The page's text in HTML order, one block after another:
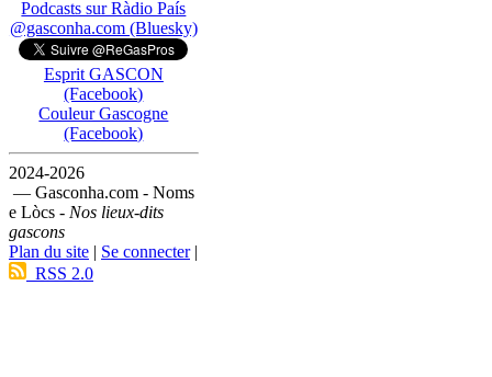
Podcasts sur Ràdio País
@gasconha.com (Bluesky)
Esprit GASCON
(Facebook)
Couleur Gascogne
(Facebook)
2024-2026
— Gasconha.com - Noms
e Lòcs - Nos lieux-dits
gascons
Plan du site | Se connecter|
RSS 2.0